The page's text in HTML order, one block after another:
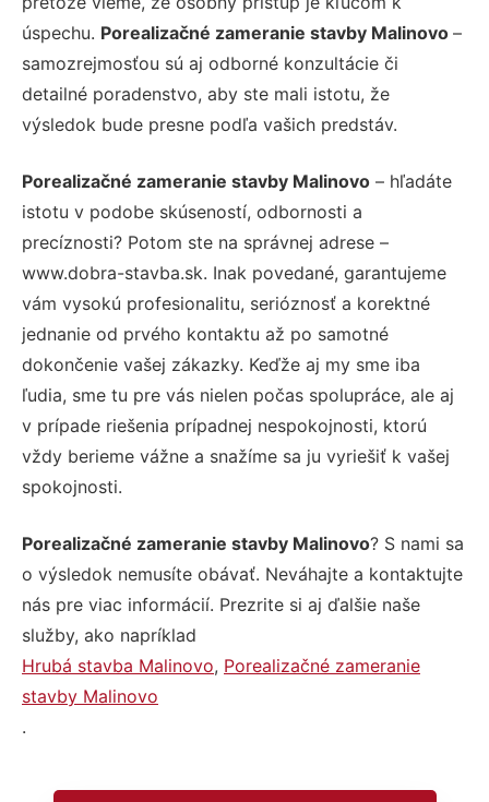
úspechu. Porealizačné zameranie stavby Malinovo –
samozrejmosťou sú aj odborné konzultácie či
detailné poradenstvo, aby ste mali istotu, že
výsledok bude presne podľa vašich predstáv.
Porealizačné zameranie stavby Malinovo – hľadáte
istotu v podobe skúseností, odbornosti a
precíznosti? Potom ste na správnej adrese –
www.dobra-stavba.sk. Inak povedané, garantujeme
vám vysokú profesionalitu, serióznosť a korektné
jednanie od prvého kontaktu až po samotné
dokončenie vašej zákazky. Keďže aj my sme iba
ľudia, sme tu pre vás nielen počas spolupráce, ale aj
v prípade riešenia prípadnej nespokojnosti, ktorú
vždy berieme vážne a snažíme sa ju vyriešiť k vašej
spokojnosti.
Porealizačné zameranie stavby Malinovo? S nami sa
o výsledok nemusíte obávať. Neváhajte a kontaktujte
nás pre viac informácií. Prezrite si aj ďalšie naše
služby, ako napríklad
Hrubá stavba Malinovo, Porealizačné zameranie
stavby Malinovo
.